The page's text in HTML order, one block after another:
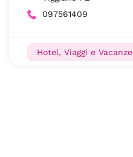
097561409
Hotel, Viaggi e Vacanze